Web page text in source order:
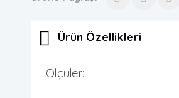
Ürün Özellikleri
Ölçüler: